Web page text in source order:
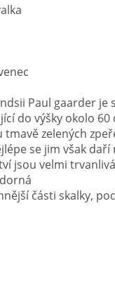
Paul gaarder je
do výšky okolo 60
zelených
se jim však
jsou velmi trvanlivá
části skalky,